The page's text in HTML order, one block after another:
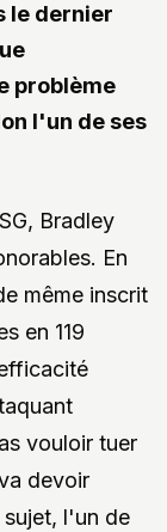
le dernier
problème
l'un de ses
Bradley
En
même inscrit
en 119
vouloir tuer
devoir
sujet, l'un de